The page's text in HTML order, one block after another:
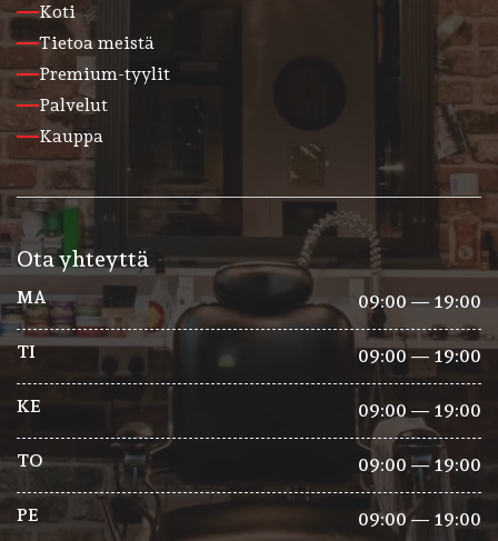
Koti
Tietoa meistä
Premium-tyylit
Palvelut
Kauppa
Ota yhteyttä
MA 09:00 — 19:00
TI 09:00 — 19:00
KE 09:00 — 19:00
TO 09:00 — 19:00
PE 09:00 — 19:00